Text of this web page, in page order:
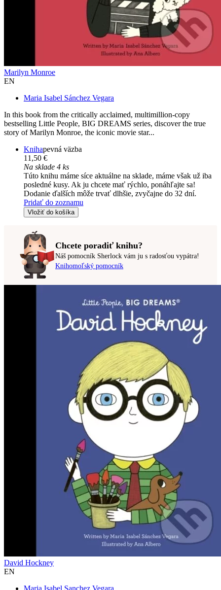
Marilyn Monroe
EN
Maria Isabel Sánchez Vegara
In this book from the critically acclaimed, multimillion-copy
bestselling Little People, BIG DREAMS series, discover the true
story of Marilyn Monroe, the iconic movie star...
Knihapevná väzba
11,50 €
Na sklade 4 ks
Túto knihu máme síce aktuálne na sklade, máme však už iba
posledné kusy. Ak ju chcete mať rýchlo, ponáhľajte sa!
Dodanie ďalších môže trvať dlhšie, zvyčajne do 32 dní.
Pridať do zoznamu
Vložiť do košíka
Chcete poradiť knihu?
Náš pomocník Sherlock vám ju s radosťou vypátra!
Knihomoľský pomocník
David Hockney
EN